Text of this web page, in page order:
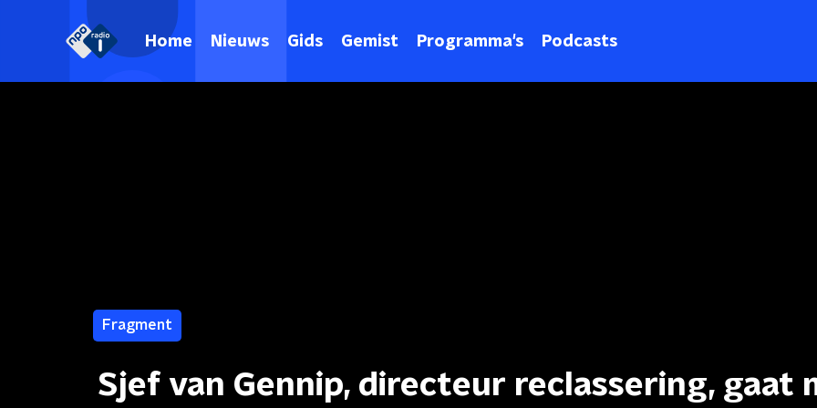
Home Nieuws Gids Gemist Programma's Podcasts
Fragment
Sjef van Gennip, directeur reclassering, gaat